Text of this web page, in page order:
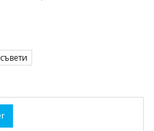
съвети